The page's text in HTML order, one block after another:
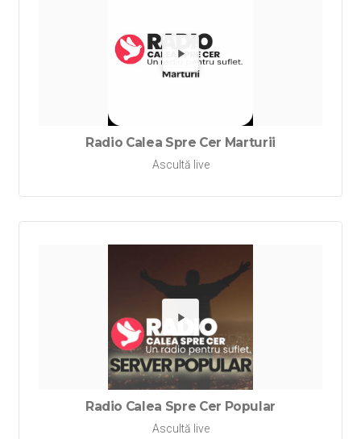
Redă
Radio Calea Spre Cer Marturii
Ascultă live
Redă
Radio Calea Spre Cer Popular
Ascultă live